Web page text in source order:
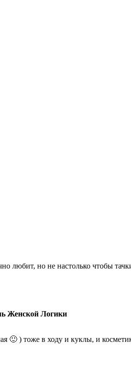
любит, но не настолько чтобы
Женской Логики
🙂 ) тоже в ходу и куклы, и